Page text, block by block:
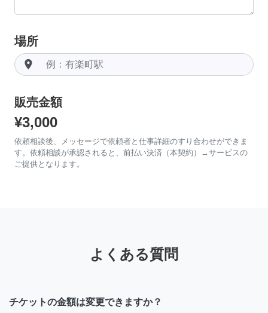
場所
room
販売金額
¥3,000
依頼相談後、メッセージで依頼者と仕事詳細のすり合わせができま
す。依頼相談が承認されると、前払い決済（本契約）→サービスの
ご提供となります。
よくある質問
チケットの金額は変更できますか？